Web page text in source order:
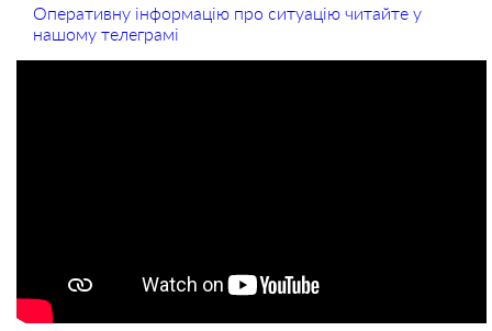
Оперативну інформацію про ситуацію читайте у
нашому телеграмі